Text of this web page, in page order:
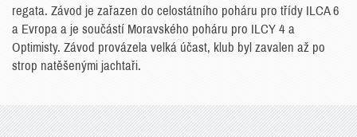
regata. Závod je zařazen do celostátního poháru pro třídy ILCA 6
a Evropa a je součástí Moravského poháru pro ILCY 4 a
Optimisty. Závod provázela velká účast, klub byl zavalen až po
strop natěšenými jachtaři.